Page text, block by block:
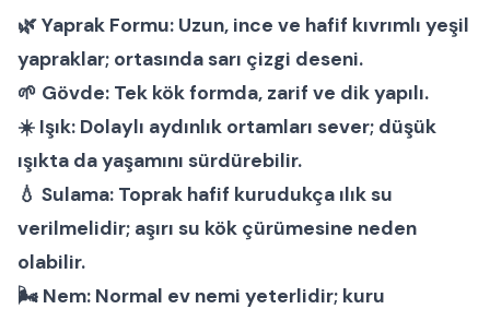
🌿Yaprak Formu: Uzun, ince ve hafif kıvrımlı yeşil
yapraklar; ortasında sarı çizgi deseni.
🌱 Gövde: Tek kök formda, zarif ve dik yapılı.
☀️ Işık: Dolaylı aydınlık ortamları sever; düşük
ışıkta da yaşamını sürdürebilir.
💧 Sulama: Toprak hafif kurudukça ılık su
verilmelidir; aşırı su kök çürümesine neden
olabilir.
🌬 Nem: Normal ev nemi yeterlidir; kuru